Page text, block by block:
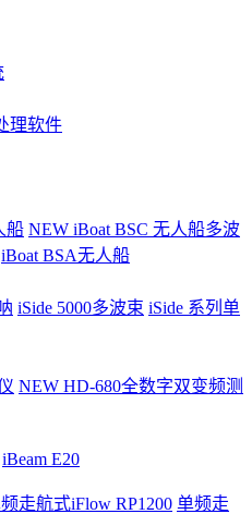
理软件
船 NEW iBoat BSC 无人船多波
iBoat BSA无人船
iSide 5000多波束 iSide 系列单
NEW HD-680全数字双变频测
iBeam E20
走航式iFlow RP1200 单频走